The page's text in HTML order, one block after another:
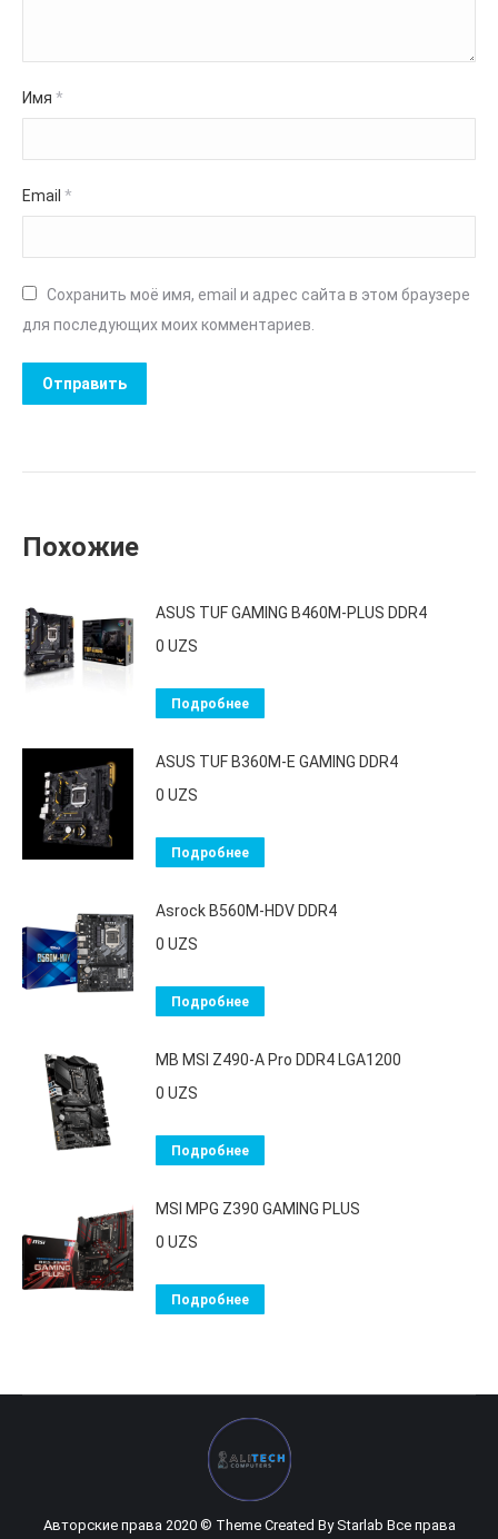
Имя *
Email *
Сохранить моё имя, email и адрес сайта в этом браузере
для последующих моих комментариев.
Похожие
ASUS TUF GAMING B460M-PLUS DDR4
0 UZS
Подробнее
ASUS TUF B360M-E GAMING DDR4
0 UZS
Подробнее
Asrock B560M-HDV DDR4
0 UZS
Подробнее
MB MSI Z490-A Pro DDR4 LGA1200
0 UZS
Подробнее
MSI MPG Z390 GAMING PLUS
0 UZS
Подробнее
Авторские права 2020 © Theme Created ByStarlab Все права